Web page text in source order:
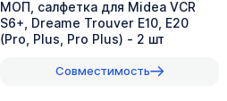
МОП, салфетка для Midea VCR
S6+, Dreame Trouver E10, E20
(Pro, Plus, Pro Plus) - 2 шт
Совместимость